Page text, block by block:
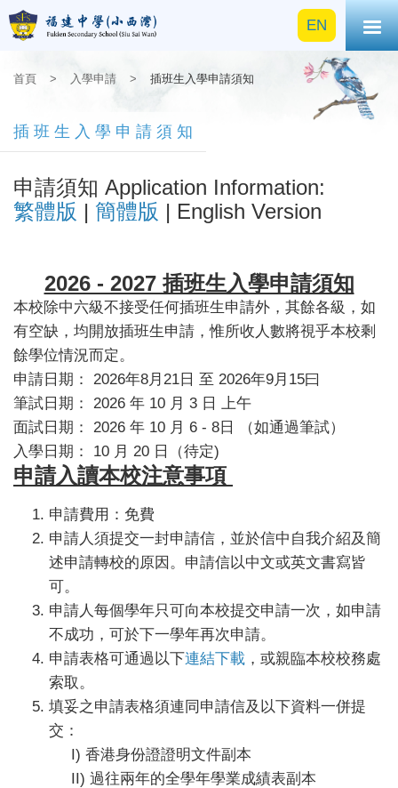
EN
首頁 > 入學申請 > 插班生入學申請須知
插班生入學申請須知
申請須知 Application Information:
繁體版 | 簡體版 | English Version
2026 - 2027 插班生入學申請須知
本校除中六級不接受任何插班生申請外，其餘各級，如
有空缺，均開放插班生申請，惟所收人數將視乎本校剩
餘學位情況而定。
申請日期： 2026年8月21日 至 2026年9月15曰
筆試日期： 2026 年 10 月 3 日 上午
面試日期： 2026 年 10 月 6 - 8日 （如通過筆試）
入學日期： 10 月 20 日（待定)
申請入讀本校注意事項
申請費用：免費
申請人須提交一封申請信，並於信中自我介紹及簡
述申請轉校的原因。申請信以中文或英文書寫皆
可。
申請人每個學年只可向本校提交申請一次，如申請
不成功，可於下一學年再次申請。
申請表格可通過以下連結下載 ，或親臨本校校務處
索取。
填妥之申請表格須連同申請信及以下資料一併提
交：
I) 香港身份證證明文件副本
II) 過往兩年的全學年學業成績表副本